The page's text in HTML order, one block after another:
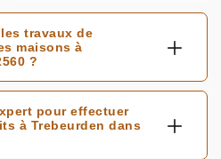
travaux de
maisons à
?
pour effectuer
à Trebeurden dans